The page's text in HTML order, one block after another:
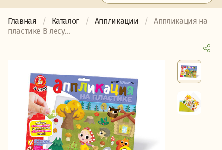
Главная Каталог Аппликации
Аппликация на
пластике В лесу...